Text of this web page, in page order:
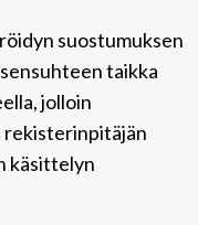
suostumuksen
taikka
jolloin
rekisterinpitäjän
käsittelyn